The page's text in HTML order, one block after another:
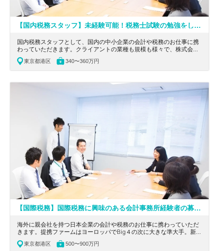
【国内税務スタッフ】未経験可能！税務士試験の勉強をしながら税務・会計の仕事に挑戦可能！先輩方の中にも会計士試験から税理士試験に転向し勉強している人もいる、様々な業務にチャレンジできる中堅会計事務所です。会計士も5人在中。
国内税務スタッフとして、国内の中小企業の会計や税務のお仕事に携
わっていただきます。クライアントの業種も規模も様々で、株式会社
や公益法人、医療法人、また資産税やM&Aなど多種多様な業務を経験
することができます
東京都港区 340〜360万円
【国際税務】国際税務に興味のある会計事務所経験者の募集！提携ファームはヨーロッパでBig４の次に大きな準大手/ワークライフバランスが取れ、長期就業が可能です。平均年齢が30代後半、20代から50歳まで幅広い年代がご活躍！
海外に親会社を持つ日本企業の会計や税務のお仕事に携わっていただ
きます。提携ファームはヨーロッパでBig４の次に大きな準大手。新規
設立から日々の相談業務、また日本に法人等がない会社に関する相談
業務も実施しています。
東京都港区 500〜900万円